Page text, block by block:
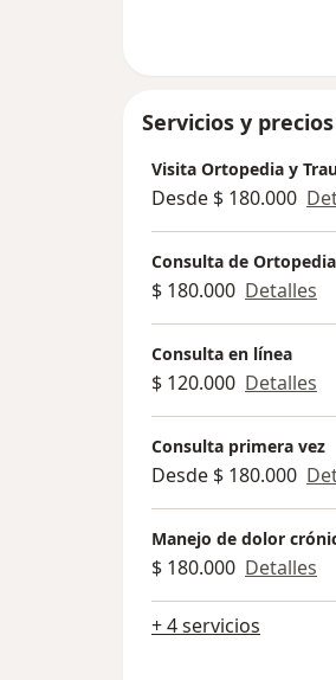
Servicios y precios
Visita Ortopedia y
Desde $ 180.000
Consulta de
$ 180.000 Detalles
Consulta en línea
$ 120.000 Detalles
Consulta primera vez
Desde $ 180.000
Manejo de dolor
$ 180.000 Detalles
+ 4 servicios